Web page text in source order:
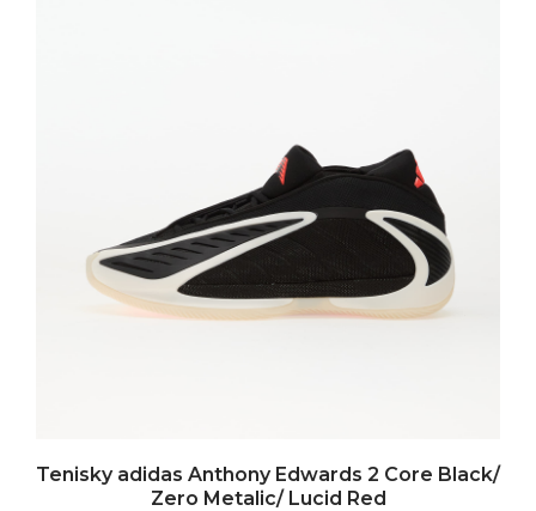
Tenisky adidas Anthony Edwards 2 Core Black/
Zero Metalic/ Lucid Red